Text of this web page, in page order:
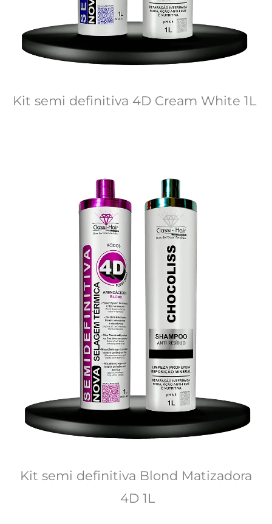
Kit semi definitiva 4D Cream White 1L
Kit semi definitiva Blond Matizadora
4D 1L